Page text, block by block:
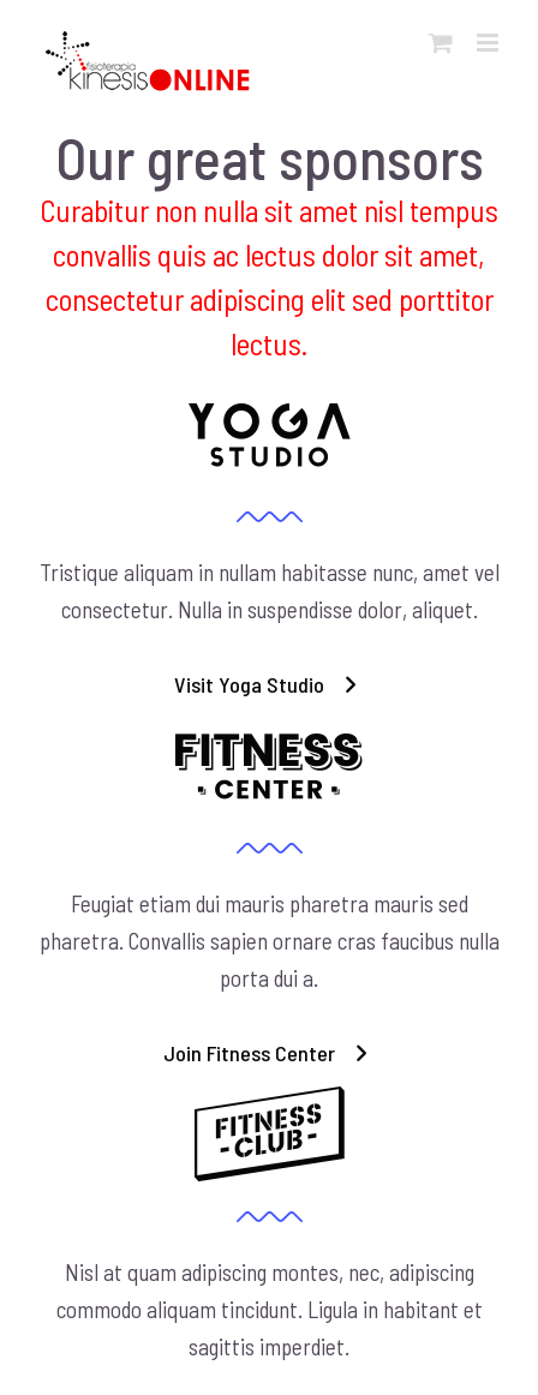
contenuto
Our great sponsors
Curabitur non nulla sit amet nisl tempus
convallis quis ac lectus dolor sit amet,
consectetur adipiscing elit sed porttitor
lectus.
Tristique aliquam in nullam habitasse nunc, amet vel
consectetur. Nulla in suspendisse dolor, aliquet.
Visit Yoga Studio
Feugiat etiam dui mauris pharetra mauris sed
pharetra. Convallis sapien ornare cras faucibus nulla
porta dui a.
Join Fitness Center
Nisl at quam adipiscing montes, nec, adipiscing
commodo aliquam tincidunt. Ligula in habitant et
sagittis imperdiet.